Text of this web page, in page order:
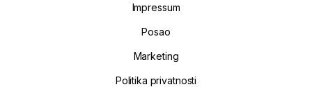
Impressum
Posao
Marketing
Politika privatnosti